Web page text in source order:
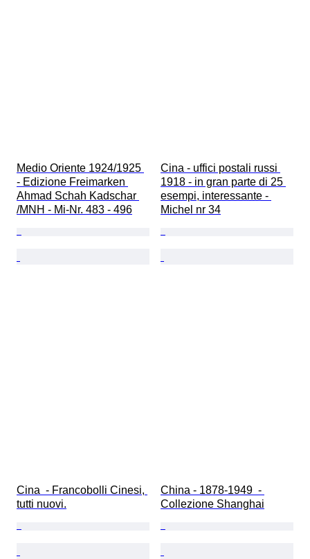
Medio Oriente 1924/1925
- Edizione Freimarken
Ahmad Schah Kadschar
/MNH - Mi-Nr. 483 - 496
Cina - uffici postali russi
1918 - in gran parte di 25
esempi, interessante -
Michel nr 34
Cina  - Francobolli Cinesi,
tutti nuovi.
China - 1878-1949  -
Collezione Shanghai